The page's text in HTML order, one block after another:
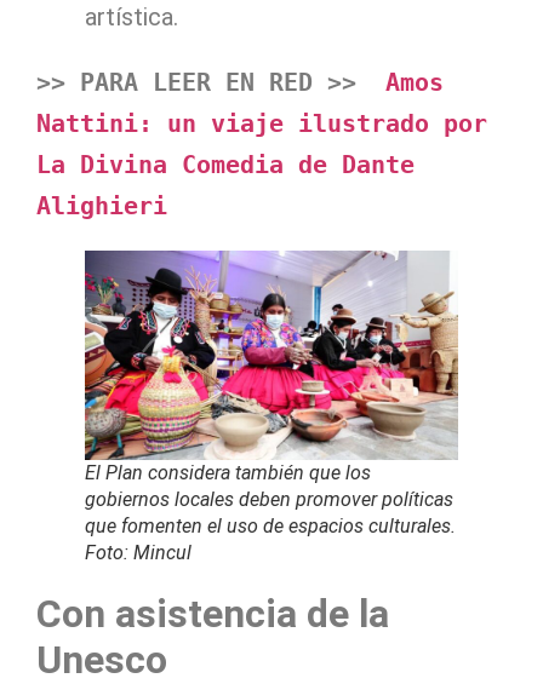
artística.
>> PARA LEER EN RED >>
Amos
Nattini: un viaje ilustrado por
La Divina Comedia de Dante
Alighieri
El Plan considera también que los
gobiernos locales deben promover políticas
que fomenten el uso de espacios culturales.
Foto: Mincul
Con asistencia de la
Unesco